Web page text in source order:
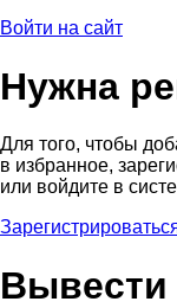
Войти на сайт
Нужна
Для того, чтобы
в избранное,
или войдите в
Вывести